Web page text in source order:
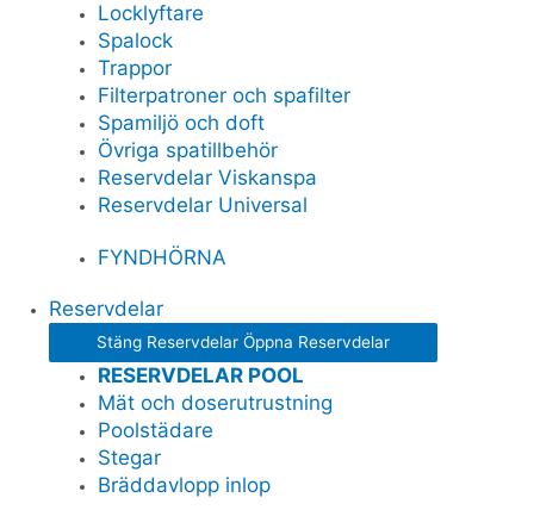
Locklyftare
Spalock
Trappor
Filterpatroner och spafilter
Spamiljö och doft
Övriga spatillbehör
Reservdelar Viskanspa
Reservdelar Universal
FYNDHÖRNA
Reservdelar
Stäng Reservdelar Öppna Reservdelar
RESERVDELAR POOL
Mät och doserutrustning
Poolstädare
Stegar
Bräddavlopp inlop